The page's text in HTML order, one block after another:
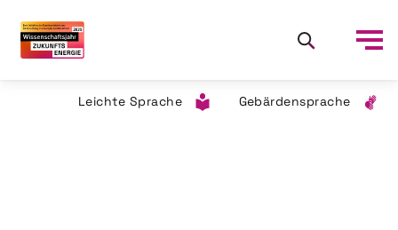
Leichte Sprache Gebärdensprache